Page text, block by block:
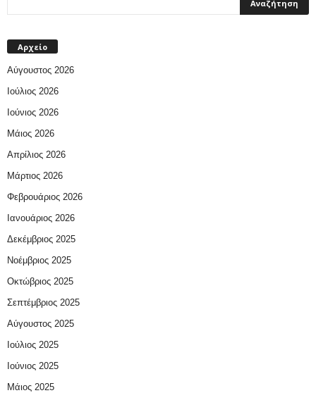
Αρχείο
Αύγουστος 2026
Ιούλιος 2026
Ιούνιος 2026
Μάιος 2026
Απρίλιος 2026
Μάρτιος 2026
Φεβρουάριος 2026
Ιανουάριος 2026
Δεκέμβριος 2025
Νοέμβριος 2025
Οκτώβριος 2025
Σεπτέμβριος 2025
Αύγουστος 2025
Ιούλιος 2025
Ιούνιος 2025
Μάιος 2025